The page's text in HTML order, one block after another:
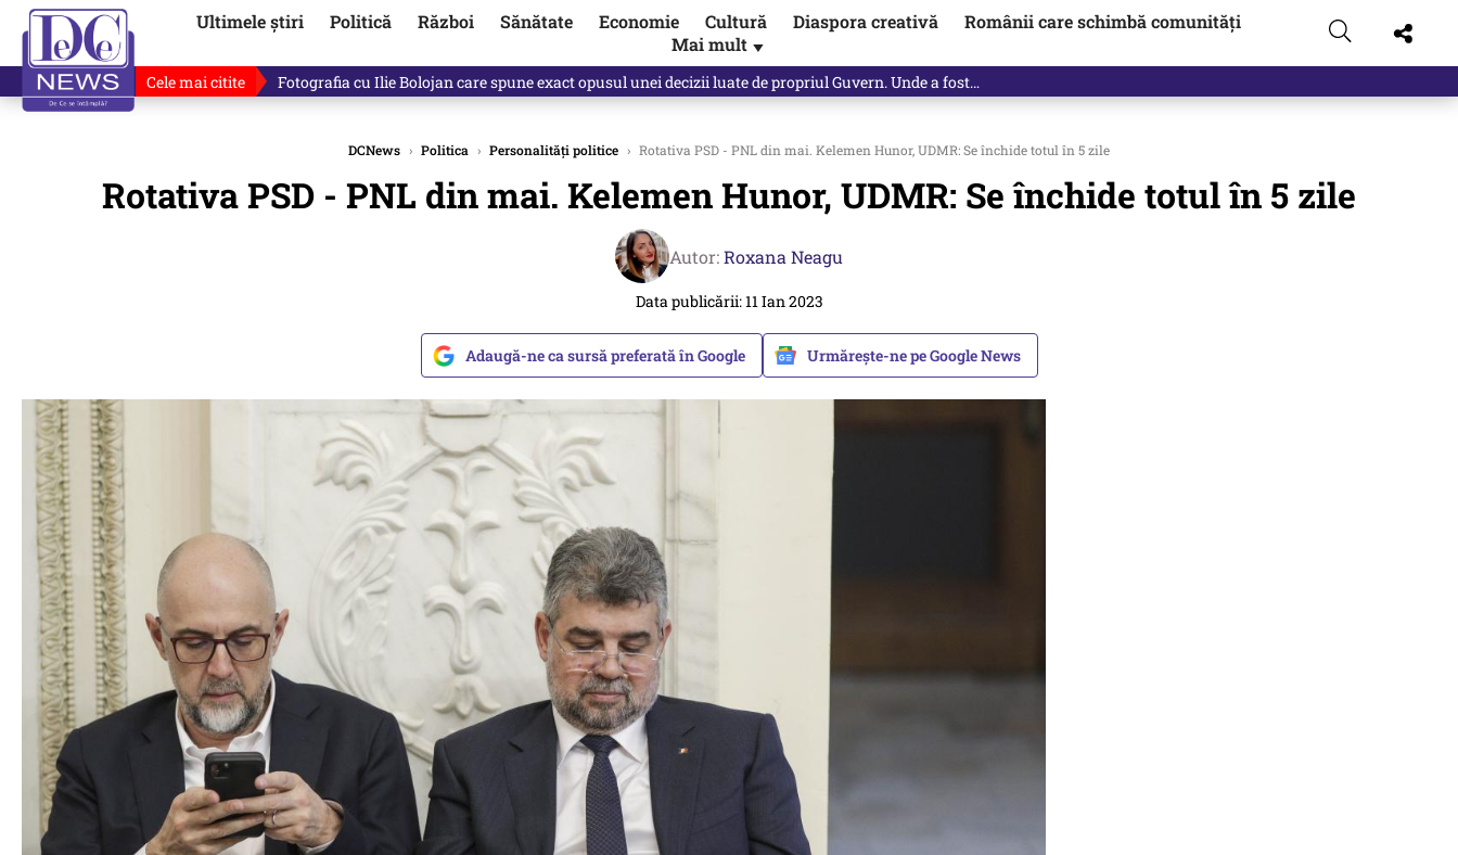
Ultimele știri Politică Război Sănătate Economie Cultură Diaspora creativă
Românii care schimbă comunități
Mai mult ▼
Cele mai citite Lucruri neștiute despre Mihai Vîrdol, dezvăluite de o colegă. Povestea pilotului militar dincolo de…
DCNews › Politica › Personalități politice › Rotativa PSD - PNL din mai. Kelemen Hunor, UDMR: Se închide totul în 5 zile
Rotativa PSD - PNL din mai. Kelemen Hunor, UDMR: Se închide totul în 5 zile
Autor:Roxana Neagu
Data publicării: 11 Ian 2023
Adaugă-ne ca sursă preferată în Google Urmărește-ne pe Google News